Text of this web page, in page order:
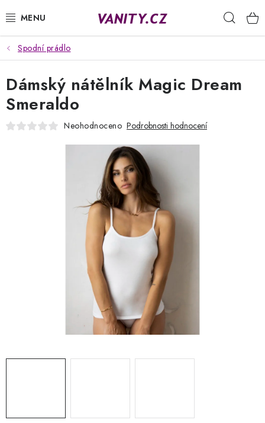
na
KABELKY
SPODNÍ PRÁDLO
PUNČOCHY
Jak nakupovat
Obchodní podmínky
Podmínky ochrany osobních údajů
Napište nám
Reklamace a vrácení zboží
Spodní prádlo
Dámský nátělník Magic Dream
Smeraldo
Neohodnoceno Podrobnosti hodnocení